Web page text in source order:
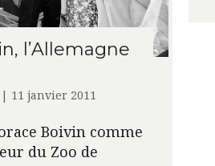
l’Allemagne
| 11 janvier 2011
Boivin comme
du Zoo de